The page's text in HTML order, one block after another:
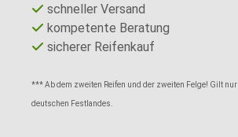
schneller Versand
kompetente Beratung
sicherer Reifenkauf
*** Ab dem zweiten Reifen und der zweiten Felge! Gilt
deutschen Festlandes.